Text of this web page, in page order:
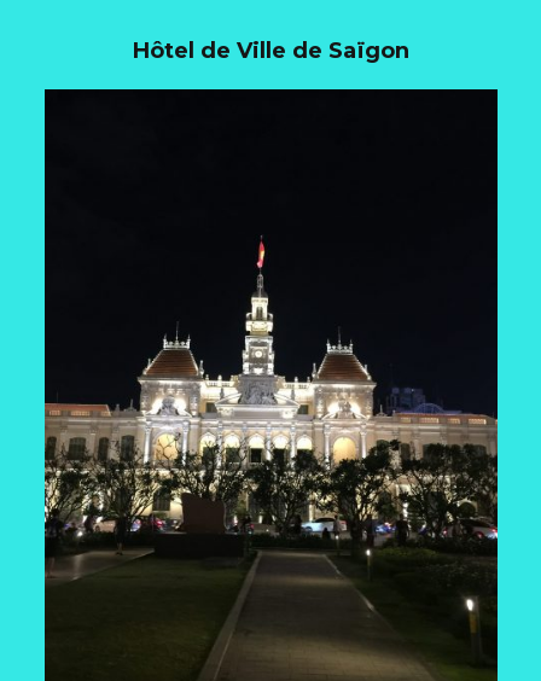
Hôtel de Ville de Saïgon